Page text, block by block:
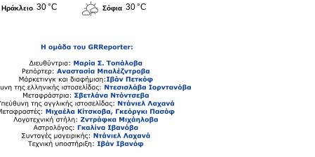
Ηράκλειο 30 °C Σόφια 30 °C